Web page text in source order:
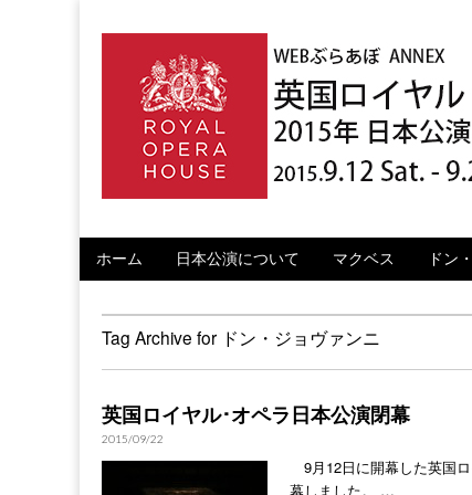
英国ロイヤル
Main menu
Skip to content
ホーム 日本公演について マクベス ドン
Tag Archive for ドン・ジョヴァンニ
英国ロイヤル･オペラ日本公演閉幕
2015/09/22
9月12日に開幕した英国
幕しました。 …